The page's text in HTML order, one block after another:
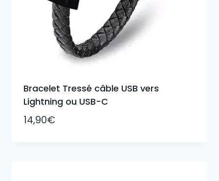
Bracelet Tressé câble USB vers
Lightning ou USB-C
14,90€